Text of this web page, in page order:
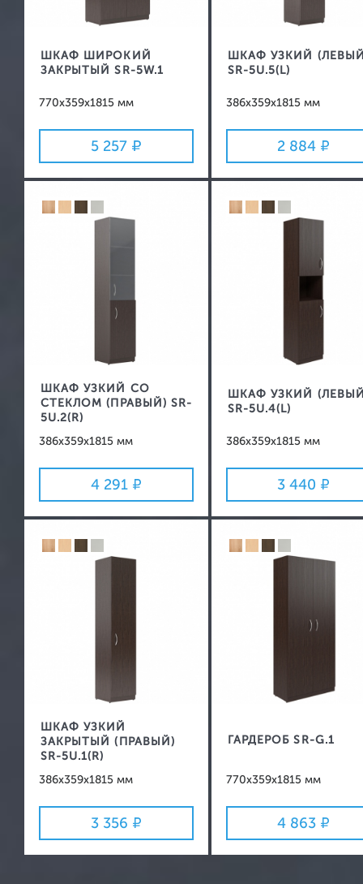
ШКАФ ШИРОКИЙ
ЗАКРЫТЫЙ SR-5W.1
770x359x1815 мм
5 257
ШКАФ УЗКИЙ
SR-5U.5(L)
386x359x1815 мм
2 884
ШКАФ УЗКИЙ СО
СТЕКЛОМ (ПРАВЫЙ) SR-
5U.2(R)
386x359x1815 мм
4 291
ШКАФ УЗКИЙ
SR-5U.4(L)
386x359x1815 мм
3 440
ШКАФ УЗКИЙ
ЗАКРЫТЫЙ (ПРАВЫЙ)
SR-5U.1(R)
386x359x1815 мм
3 356
ГАРДЕРОБ SR-G.1
770x359x1815 мм
4 863